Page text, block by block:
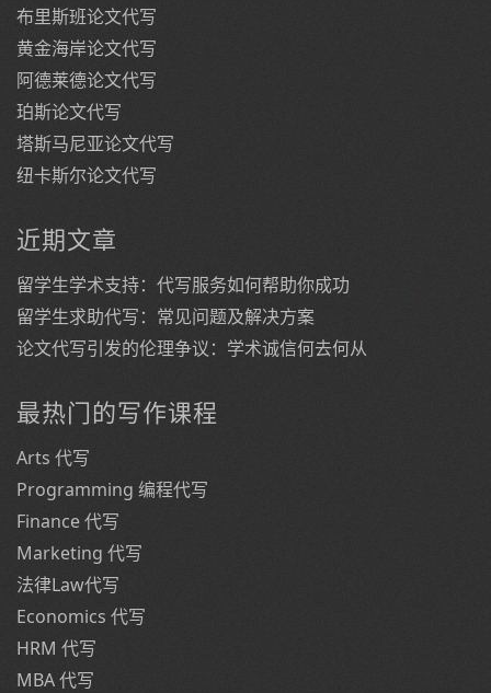
布里斯班论文代写
黄金海岸论文代写
阿德莱德论文代写
珀斯论文代写
塔斯马尼亚论文代写
纽卡斯尔论文代写
近期文章
留学生学术支持：代写服务如何帮助你成功
留学生求助代写：常见问题及解决方案
论文代写引发的伦理争议：学术诚信何去何从
最热门的写作课程
Arts 代写
Programming 编程代写
Finance 代写
Marketing 代写
法律Law代写
Economics 代写
HRM 代写
MBA 代写